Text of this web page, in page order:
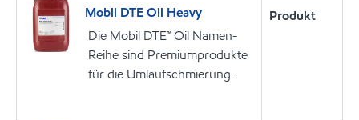
Mobil DTE Oil Heavy
Die Mobil DTE™ Oil Namen-
Reihe sind Premiumprodukte
für die Umlaufschmierung.
Produkt